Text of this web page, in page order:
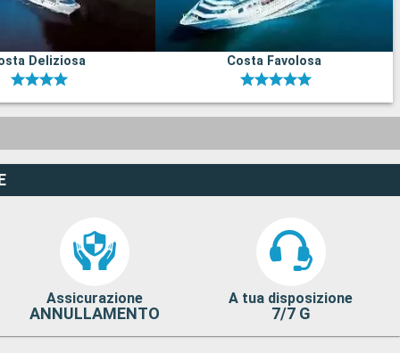
Deliziosa Costa Favolosa
Assicurazione
ANNULLAMENTO
A tua disposizione
7/7 G